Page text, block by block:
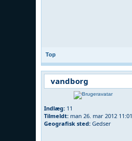
Top
vandborg
Indlæg: 11
Tilmeldt: man 26. mar 2012 11:01
Geografisk sted: Gedser